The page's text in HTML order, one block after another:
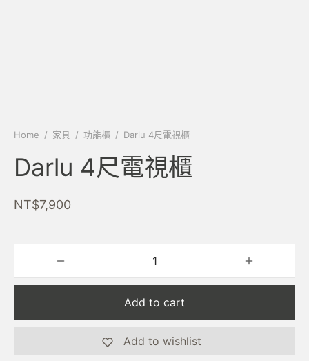
Home / 家具 / 功能櫃 / Darlu 4尺電視櫃
Darlu 4尺電視櫃
NT$7,900
Add to cart
Add to wishlist